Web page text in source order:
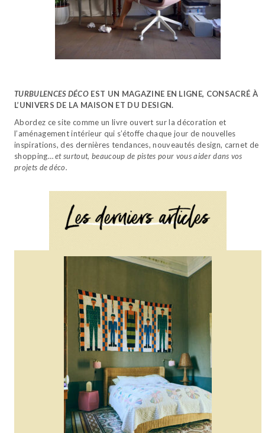
TURBULENCES DÉCO EST UN MAGAZINE EN LIGNE, CONSACRÉ À
L’UNIVERS DE LA MAISON ET DU DESIGN.
Abordez ce site comme un livre ouvert sur la décoration et
l’aménagement intérieur qui s’étoffe chaque jour de nouvelles
inspirations, des dernières tendances, nouveautés design, carnet de
shopping…et surtout, beaucoup de pistes pour vous aider dans vos
projets de déco.